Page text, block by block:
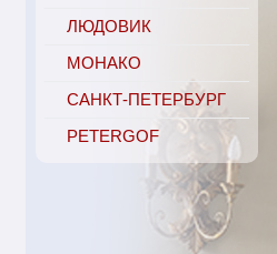
ЛЮДОВИК
МОНАКО
САНКТ-ПЕТЕРБУРГ
PETERGOF